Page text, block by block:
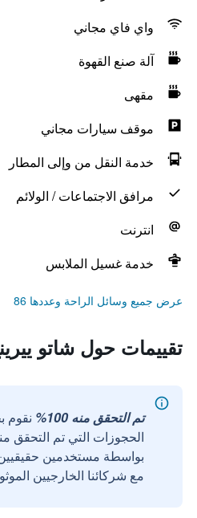
واي فاي مجاني
آلة صنع القهوة
مقهى
موقف سيارات مجاني
خدمة النقل من وإلى المطار
مرافق الاجتماعات / الولائم
انترنت
خدمة غسيل الملابس
عرض جميع وسائل الراحة وعددها 86
تقييمات حول شاتو
تم التحقق منه 100%
نقوم
الحجوزات التي تم التحقق
مع شركائنا الخارجيين